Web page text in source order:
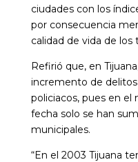
ciudades con los
por consecuencia
calidad de vida de los
Refirió que, en
incremento de
policiacos, pues en el
fecha solo se han
municipales.
“En el 2003 Tijuana